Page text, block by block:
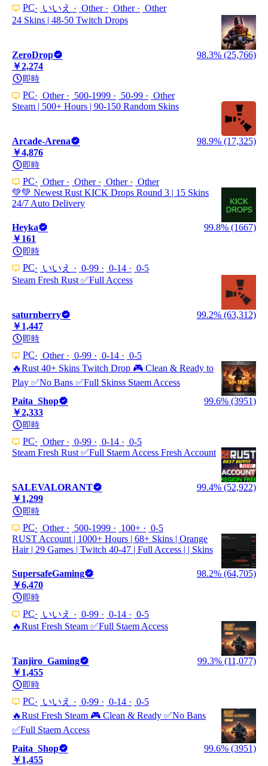
PC いいえ Other Other
Other
24 Skins | 48-50 Twitch Drops
ZeroDrop
98.3% (25,766)
￥2,274
即時
PC Other 500-1999 50-99
Other
Steam | 500+ Hours | 90-150 Random Skins
Arcade-Arena
98.9% (17,325)
￥4,876
即時
PC Other Other Other
Other
💚💚 Newest Rust KICK Drops Round 3 | 15 Skins
24/7 Auto Delivery
Heyka
99.8% (1667)
￥161
即時
PC いいえ 0-99 0-14
0-5
Steam Fresh Rust ✅Full Access
saturnberry
99.2% (63,312)
￥1,447
即時
PC Other 0-99 0-14
0-5
🔥Rust 40+ Skins Twitch Drop 🎮 Clean & Ready to
Play ✅No Bans ✅Full Skinss Staem Access
Paita_Shop
99.6% (3951)
￥2,333
即時
PC Other 0-99 0-14
0-5
Steam Fresh Rust ✅Full Staem Access Fresh Account
SALEVALORANT
99.4% (52,922)
￥1,299
即時
PC Other 500-1999 100+
0-5
RUST Account | 1000+ Hours | 68+ Skins | Orange
Hair | 29 Games | Twitch 40-47 | Full Access | | Skins
SupersafeGaming
98.2% (64,705)
￥6,470
即時
PC いいえ 0-99 0-14
0-5
🔥Rust Fresh Steam ✅Full Staem Access
Tanjiro_Gaming
99.3% (11,077)
￥1,455
即時
PC いいえ 0-99 0-14
0-5
🔥Rust Fresh Steam 🎮 Clean & Ready ✅No Bans
✅Full Staem Access
Paita_Shop
99.6% (3951)
￥1,455